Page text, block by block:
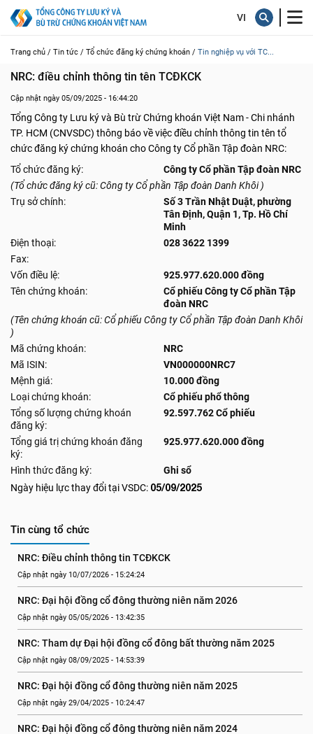
Trang chủ / Tin tức / Tổ chức đăng ký chứng khoán / Tin nghiệp vụ với TC...
NRC: điều chỉnh thông tin tên TCĐKCK
Cập nhật ngày 05/09/2025 - 16:44:20
Tổng Công ty Lưu ký và Bù trừ Chứng khoán Việt Nam - Chi nhánh
TP. HCM (CNVSDC) thông báo về việc điều chỉnh thông tin tên tổ
chức đăng ký chứng khoán cho Công ty Cổ phần Tập đoàn NRC:
Tổ chức đăng ký:
Công ty Cổ phần Tập đoàn NRC
(Tổ chức đăng ký cũ: Công ty Cổ phần Tập đoàn Danh Khôi )
Trụ sở chính:
Số 3 Trần Nhật Duật, phường
Tân Định, Quận 1, Tp. Hồ Chí
Minh
Điện thoại:
028 3622 1399
Fax:
Vốn điều lệ:
925.977.620.000 đồng
Tên chứng khoán:
Cổ phiếu Công ty Cổ phần Tập
đoàn NRC
(Tên chứng khoán cũ: Cổ phiếu Công ty Cổ phần Tập đoàn Danh Khôi
)
Mã chứng khoán:
NRC
Mã ISIN:
VN000000NRC7
Mệnh giá:
10.000 đồng
Loại chứng khoán:
Cổ phiếu phổ thông
Tổng số lượng chứng khoán
đăng ký:
92.597.762 Cổ phiếu
Tổng giá trị chứng khoán đăng
ký:
925.977.620.000 đồng
Hình thức đăng ký:
Ghi sổ
Ngày hiệu lực thay đổi tại VSDC: 05/09/2025
Tin cùng tổ chức
NRC: Điều chỉnh thông tin TCĐKCK
Cập nhật ngày 10/07/2026 - 15:24:24
NRC: Đại hội đồng cổ đông thường niên năm 2026
Cập nhật ngày 05/05/2026 - 13:42:35
NRC: Tham dự Đại hội đồng cổ đông bất thường năm 2025
Cập nhật ngày 08/09/2025 - 14:53:39
NRC: Đại hội đồng cổ đông thường niên năm 2025
Cập nhật ngày 29/04/2025 - 10:24:47
NRC: Đại hội đồng cổ đông thường niên năm 2024